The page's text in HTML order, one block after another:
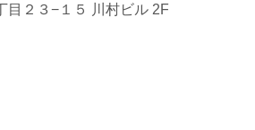
目２３−１５ 川村ビル 2F